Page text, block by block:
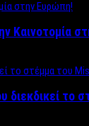
Καινοτομία
διεκδικεί